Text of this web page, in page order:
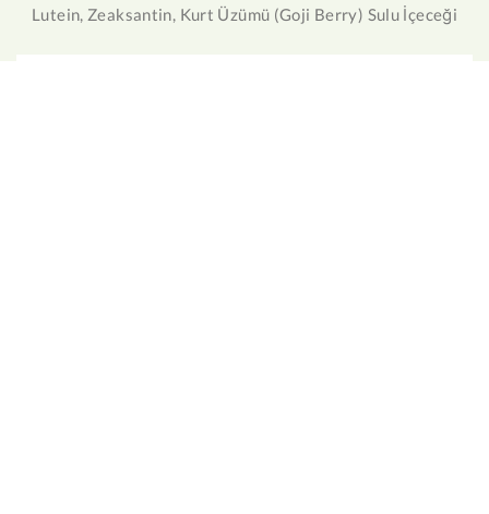
Lutein, Zeaksantin, Kurt Üzümü (Goji Berry) Sulu İçeceği